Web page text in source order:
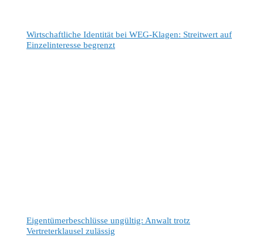
Wirtschaftliche Identität bei WEG-Klagen: Streitwert auf
Einzelinteresse begrenzt
Eigentümerbeschlüsse ungültig: Anwalt trotz
Vertreterklausel zulässig